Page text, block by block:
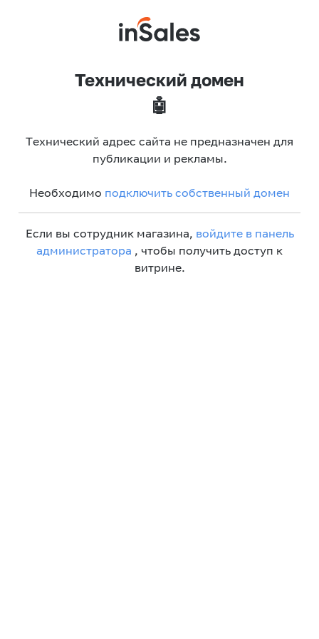
Технический домен
🤖
Технический адрес сайта не предназначен для
публикации и рекламы.
Необходимо подключить собственный домен
Если вы сотрудник магазина, войдите в панель
администратора , чтобы получить доступ к
витрине.